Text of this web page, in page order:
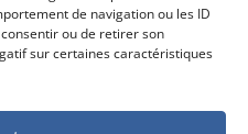
de navigation ou les ID
ou de retirer son
sur certaines caractéristiques